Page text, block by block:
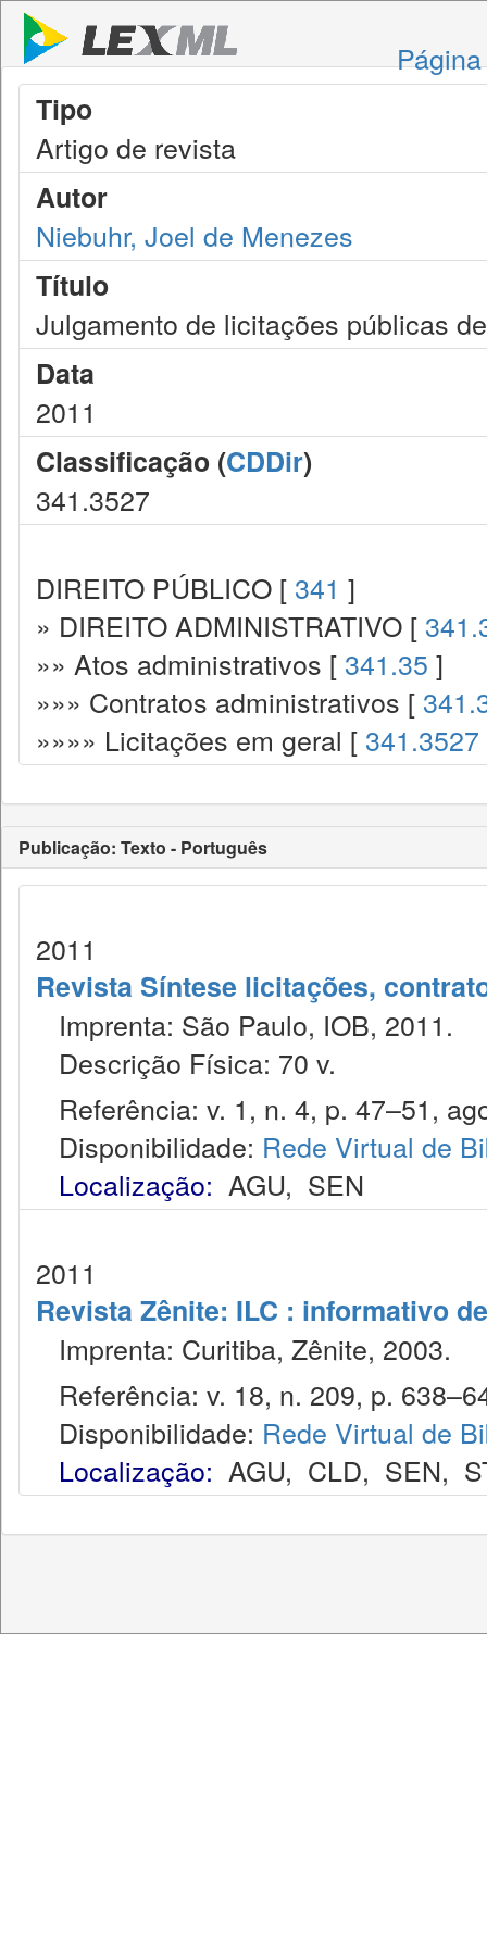
Tipo
Artigo de revista
Autor
Niebuhr, Joel de Menezes
Título
Julgamento de licitações públicas
Data
2011
Classificação (CDDir)
341.3527
DIREITO PÚBLICO [ 341 ]
» DIREITO ADMINISTRATIVO [
»» Atos administrativos [ 341.35 ]
»»» Contratos administrativos [
»»»» Licitações em geral [ 341.3527
Publicação: Texto - Português
2011
Revista Síntese licitações,
Imprenta: São Paulo, IOB, 2011.
Descrição Física: 70 v.
Referência: v. 1, n. 4, p. 47–51,
Disponibilidade: Rede Virtual de
Localização: AGU, SEN
2011
Revista Zênite: ILC : informativo
Imprenta: Curitiba, Zênite, 2003.
Referência: v. 18, n. 209, p.
Disponibilidade: Rede Virtual de
Localização: AGU, CLD, SEN,